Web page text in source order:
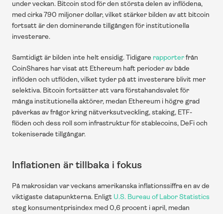
under veckan. Bitcoin stod för den största delen av inflödena,
med cirka 790 miljoner dollar, vilket stärker bilden av att bitcoin
fortsatt är den dominerande tillgången för institutionella
investerare.
Samtidigt är bilden inte helt ensidig. Tidigare rapporter från
CoinShares har visat att Ethereum haft perioder av både
inflöden och utflöden, vilket tyder på att investerare blivit mer
selektiva. Bitcoin fortsätter att vara förstahandsvalet för
många institutionella aktörer, medan Ethereum i högre grad
påverkas av frågor kring nätverksutveckling, staking, ETF-
flöden och dess roll som infrastruktur för stablecoins, DeFi och
tokeniserade tillgångar.
Inflationen är tillbaka i fokus
På makrosidan var veckans amerikanska inflationssiffra en av de
viktigaste datapunkterna. Enligt U.S. Bureau of Labor Statistics
steg konsumentprisindex med 0,6 procent i april, medan